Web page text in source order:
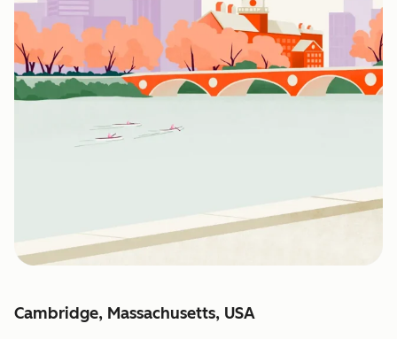
Cambridge, Massachusetts, USA